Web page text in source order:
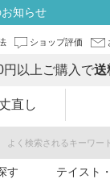
知らせ
ショップ評価
円以上ご購入で送
直し
よく検索されるキーワー
す テイスト